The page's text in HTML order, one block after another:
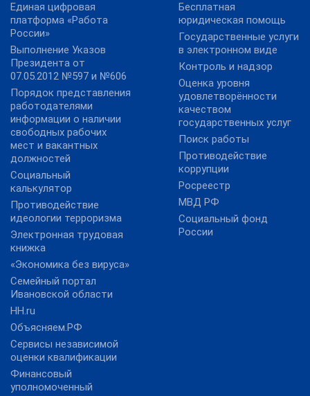
Единая цифровая
платформа «Работа
России»
Выполнение Указов
Президента от
07.05.2012 №597 и №606
Порядок представления
работодателями
информации о наличии
свободных рабочих
мест и вакантных
должностей
Социальный
калькулятор
Противодействие
идеологии терроризма
Электронная трудовая
книжка
«Экономика без вируса»
Семейный портал
Ивановской области
HH.ru
Объясняем.РФ
Сервисы независимой
оценки квалификации
Финансовый
уполномоченный
Бесплатная
юридическая помощь
Государственные услуги
в электронном виде
Контроль и надзор
Оценка уровня
удовлетворённости
качеством
государственных услуг
Поиск работы
Противодействие
коррупции
Росреестр
МВД РФ
Социальный фонд
России